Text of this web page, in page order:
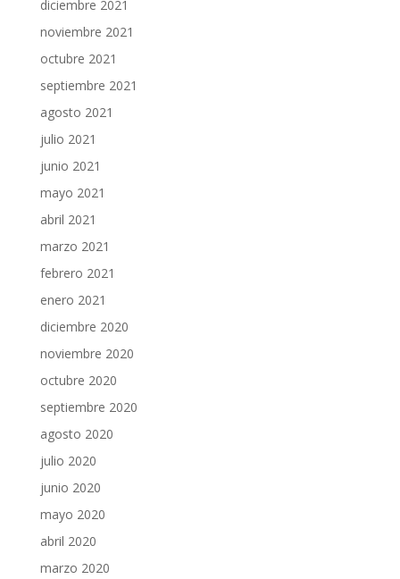
diciembre 2021
noviembre 2021
octubre 2021
septiembre 2021
agosto 2021
julio 2021
junio 2021
mayo 2021
abril 2021
marzo 2021
febrero 2021
enero 2021
diciembre 2020
noviembre 2020
octubre 2020
septiembre 2020
agosto 2020
julio 2020
junio 2020
mayo 2020
abril 2020
marzo 2020